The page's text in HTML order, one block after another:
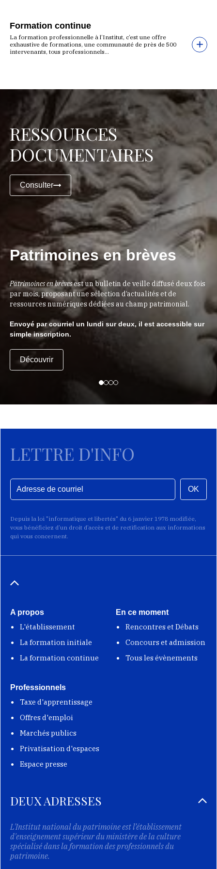
Formation continue
La formation professionnelle à l’Institut, c’est une offre
exhaustive de formations, une communauté de près de 500
intervenants, tous professionnels...
RESSOURCES
DOCUMENTAIRES
Consulter
Patrimoines en brèves
Patrimoines en brèvesest un bulletin de veille diffusé deux fois
par mois, proposant une sélection d’actualités et de
ressources numériques dédiées au champ patrimonial.
Envoyé par courriel un lundi sur deux, il est accessible sur
simple inscription.
Découvrir
LETTRE D'INFO
OK
Depuis la loi "informatique et libertés" du 6 janvier 1978 modifiée,
vous bénéficiez d’un droit d’accès et de rectification aux informations
qui vous concernent.
A propos
L'établissement
La formation initiale
La formation continue
En ce moment
Rencontres et Débats
Concours et admission
Tous les évènements
Professionnels
Taxe d'apprentissage
Offres d'emploi
Marchés publics
Privatisation d'espaces
Espace presse
DEUX ADRESSES
L'Institut national du patrimoine est l’établissement
d'enseignement supérieur du ministère de la culture
spécialisé dans la formation des professionnels du
patrimoine.